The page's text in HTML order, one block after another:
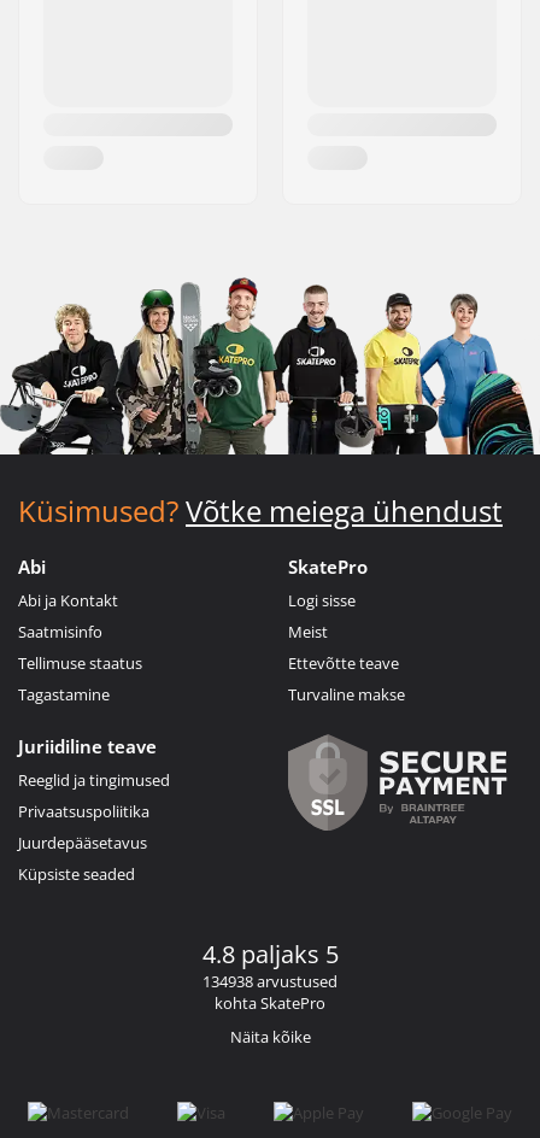
Küsimused?Võtke meiega ühendust
Abi
Abi ja Kontakt
Saatmisinfo
Tellimuse staatus
Tagastamine
SkatePro
Logi sisse
Meist
Ettevõtte teave
Turvaline makse
Juriidiline teave
Reeglid ja tingimused
Privaatsuspoliitika
Juurdepääsetavus
Küpsiste seaded
4.8 paljaks 5
134938 arvustused
kohta SkatePro
Näita kõike